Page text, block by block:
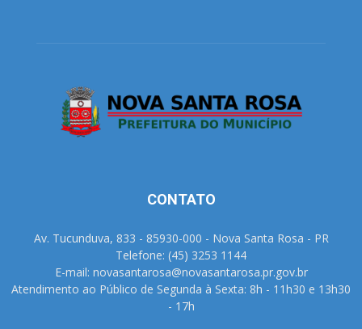
CONTATO
Av. Tucunduva, 833 - 85930-000 - Nova Santa Rosa - PR
Telefone: (45) 3253 1144
E-mail: novasantarosa@novasantarosa.pr.gov.br
Atendimento ao Público de Segunda à Sexta: 8h - 11h30 e 13h30
- 17h